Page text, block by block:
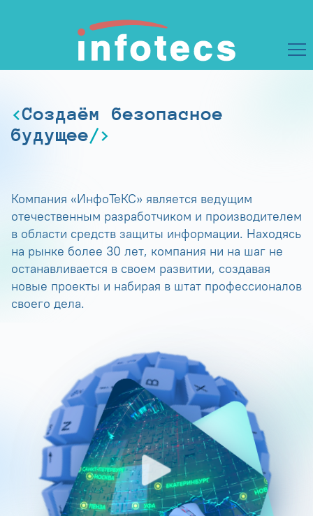
Создаём безопасное
будущее
Компания «ИнфоТеКС» является ведущим
отечественным разработчиком и производителем
в области средств защиты информации. Находясь
на рынке более 30 лет, компания ни на шаг не
останавливается в своем развитии, создавая
новые проекты и набирая в штат профессионалов
своего дела.